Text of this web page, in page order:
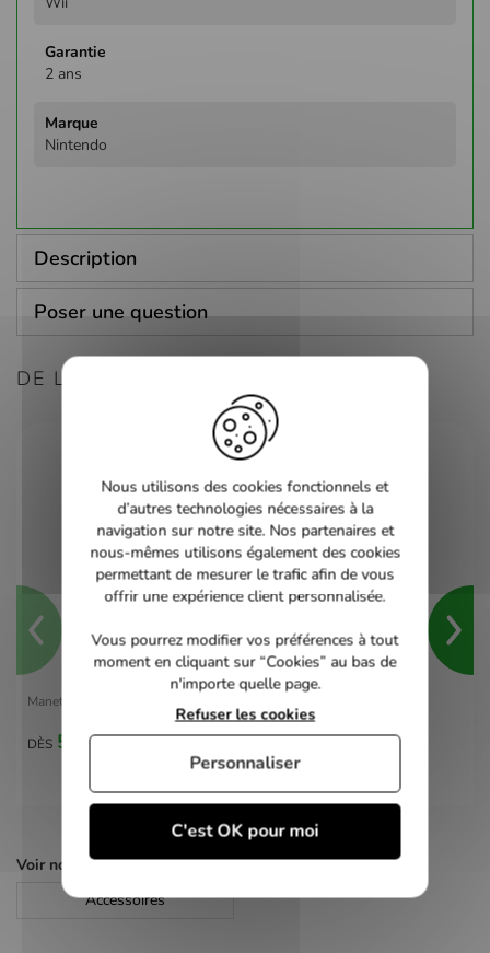
2 ans
Nintendo
Description
Poser une question
DE LA MÊME CONSOLE
Manette Nunchuck Nintendo Wii Blanche
DÈS 5,00 €
Voir nos autres pages :
Accessoires
Nous utilisons des cookies fonctionnels et
d’autres technologies nécessaires à la
navigation sur notre site. Nos partenaires et
nous-mêmes utilisons également des cookies
permettant de mesurer le trafic afin de vous
offrir une expérience client personnalisée.
Vous pourrez modifier vos préférences à tout
moment en cliquant sur “Cookies” au bas de
n'importe quelle page.
C'est OK pour moi
Refuser les cookies
Personnaliser